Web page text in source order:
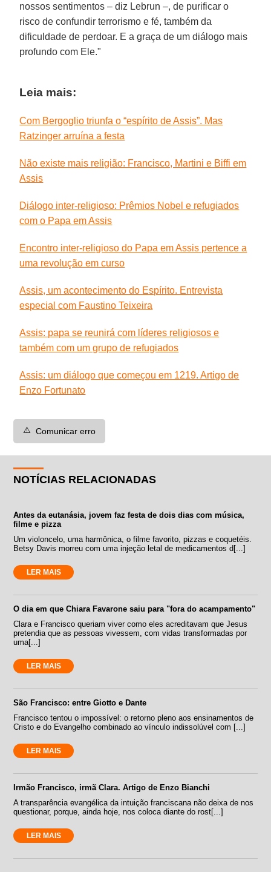
nossos sentimentos – diz Lebrun –, de purificar o
risco de confundir terrorismo e fé, também da
dificuldade de perdoar. E a graça de um diálogo mais
profundo com Ele."
Leia mais:
Com Bergoglio triunfa o “espírito de Assis”. Mas
Ratzinger arruína a festa
Não existe mais religião: Francisco, Martini e Biffi em
Assis
Diálogo inter-religioso: Prêmios Nobel e refugiados
com o Papa em Assis
Encontro inter-religioso do Papa em Assis pertence a
uma revolução em curso
Assis, um acontecimento do Espírito. Entrevista
especial com Faustino Teixeira
Assis: papa se reunirá com líderes religiosos e
também com um grupo de refugiados
Assis: um diálogo que começou em 1219. Artigo de
Enzo Fortunato
⚠️ Comunicar erro
NOTÍCIAS RELACIONADAS
Antes da eutanásia, jovem faz festa de dois dias com música,
filme e pizza
Um violoncelo, uma harmônica, o filme favorito, pizzas e coquetéis.
Betsy Davis morreu com uma injeção letal de medicamentos d[...]
LER MAIS
O dia em que Chiara Favarone saiu para "fora do acampamento"
Clara e Francisco queriam viver como eles acreditavam que Jesus
pretendia que as pessoas vivessem, com vidas transformadas por
uma[...]
LER MAIS
São Francisco: entre Giotto e Dante
Francisco tentou o impossível: o retorno pleno aos ensinamentos de
Cristo e do Evangelho combinado ao vínculo indissolúvel com [...]
LER MAIS
Irmão Francisco, irmã Clara. Artigo de Enzo Bianchi
A transparência evangélica da intuição franciscana não deixa de nos
questionar, porque, ainda hoje, nos coloca diante do rost[...]
LER MAIS